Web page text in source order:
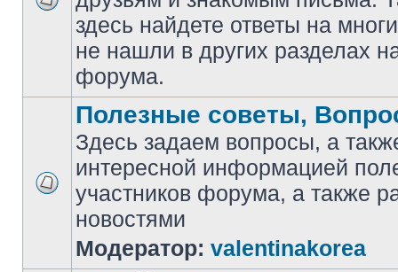
здесь найдете ответы на
не нашли в других разделах
форума.
Полезные советы,
Здесь задаем вопросы, а
интересной информацией
участников форума, а также
новостями
Модератор: valentinakorea